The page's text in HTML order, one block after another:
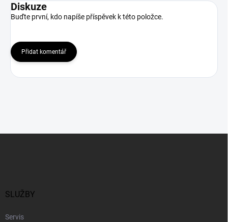
Diskuze
Buďte první, kdo napíše příspěvek k této položce.
Přidat komentář
SLUŽBY
Servis